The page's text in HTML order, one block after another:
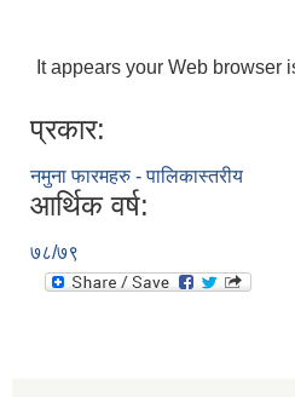
It appears your Web browser
प्रकार:
नमुना फारमहरु - पालिकास्तरीय
आर्थिक वर्ष:
७८/७९